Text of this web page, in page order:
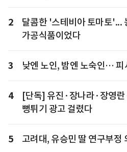
2
달콤한 '스테비아 토마토'...
가공식품이었다
3 낮엔 노인, 밤엔 노숙인…
4
[단독] 유진·장나라·장영
뻥튀기 광고 걸렸다
5 고려대, 유승민 딸 연구부